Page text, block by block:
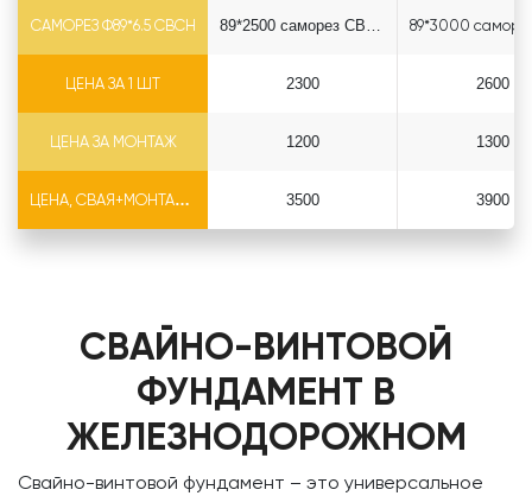
САМОРЕЗ Ф89*6.5 СВСН
ЦЕНА ЗА 1 ШТ
ЦЕНА ЗА МОНТАЖ
ЦЕНА, СВАЯ+МОНТАЖ (БЕЗ ОГОЛОВКА)
89*2500 саморез СВСН
2300
1200
3500
2600
1300
3900
СВАЙНО-ВИНТОВОЙ
ФУНДАМЕНТ В
ЖЕЛЕЗНОДОРОЖНОМ
Свайно-винтовой фундамент – это универсальное